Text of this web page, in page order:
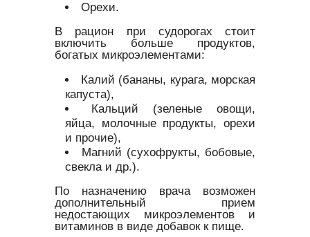
Орехи.
В рацион при судорогах стоит
включить больше продуктов,
богатых микроэлементами:
Калий (бананы, курага, морская
капуста),
Кальций (зеленые овощи,
яйца, молочные продукты, орехи
и прочие),
Магний (сухофрукты, бобовые,
свекла и др.).
По назначению врача возможен
дополнительный прием
недостающих микроэлементов и
витаминов в виде добавок к пище.